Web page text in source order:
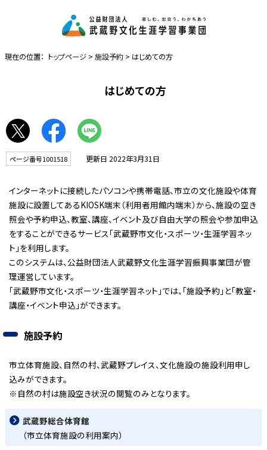
現在の位置： トップページ > 施設予約 > はじめての方
はじめての方
ページ番号1001518 更新日 2022年3月31日
インターネットに接続したパソコンや携帯電話、市立の文化施設や体育
施設に設置してあるKIOSK端末（利用者用館内端末）から、施設の空き
照会や予約申込、教室、講座、イベント及び自由大学の照会や参加申込
をすることができるサービス「武蔵野市文化・スポーツ・生涯学習ネッ
ト」を利用します。
このシステムは、公益財団法人武蔵野文化生涯学習振興事業団が管
理運営しています。
「武蔵野市文化・スポーツ・生涯学習ネット」では、「施設予約」と「教室・
講座・イベント申込」ができます。
施設予約
市立体育施設、自然の村、武蔵野プレイス、文化施設の施設利用申し
込みができます。
※自然の村は施設空き状況の閲覧のみとなります。
武蔵野総合体育館
（市立体育施設の利用案内）